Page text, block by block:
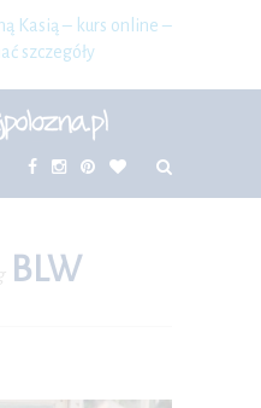
Kasią – kurs online –
szczegóły
BLW